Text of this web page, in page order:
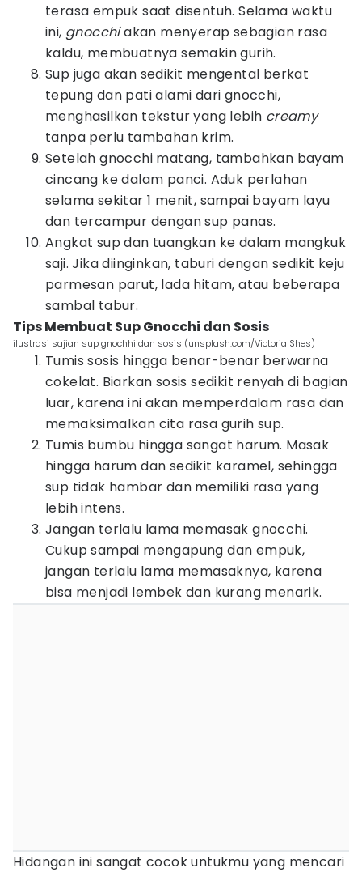
terasa empuk saat disentuh. Selama waktu
ini, gnocchiakan menyerap sebagian rasa
kaldu, membuatnya semakin gurih.
Sup juga akan sedikit mengental berkat
tepung dan pati alami dari gnocchi,
menghasilkan tekstur yang lebih creamy
tanpa perlu tambahan krim.
Setelah gnocchi matang, tambahkan bayam
cincang ke dalam panci. Aduk perlahan
selama sekitar 1 menit, sampai bayam layu
dan tercampur dengan sup panas.
Angkat sup dan tuangkan ke dalam mangkuk
saji. Jika diinginkan, taburi dengan sedikit keju
parmesan parut, lada hitam, atau beberapa
sambal tabur.
Tips Membuat Sup Gnocchi dan Sosis
ilustrasi sajian sup gnochhi dan sosis (unsplash.com/Victoria Shes)
Tumis sosis hingga benar-benar berwarna
cokelat. Biarkan sosis sedikit renyah di bagian
luar, karena ini akan memperdalam rasa dan
memaksimalkan cita rasa gurih sup.
Tumis bumbu hingga sangat harum. Masak
hingga harum dan sedikit karamel, sehingga
sup tidak hambar dan memiliki rasa yang
lebih intens.
Jangan terlalu lama memasak gnocchi.
Cukup sampai mengapung dan empuk,
jangan terlalu lama memasaknya, karena
bisa menjadi lembek dan kurang menarik.
Hidangan ini sangat cocok untukmu yang mencari